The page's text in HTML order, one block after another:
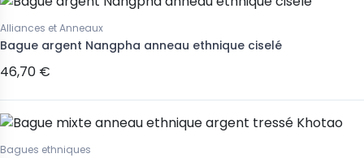
Alliances et Anneaux
Bague argent Nangpha anneau ethnique ciselé
46,70 €
Bagues ethniques